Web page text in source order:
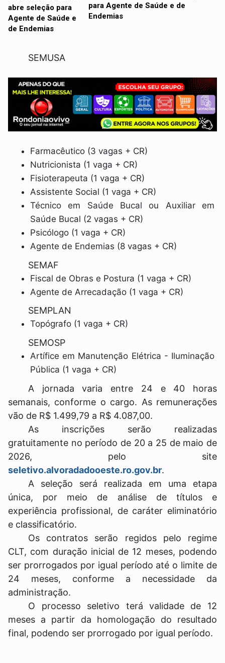
para Agente de Saúde e de
Endemias
SEMUSA
Farmacêutico (3 vagas + CR)
Nutricionista (1 vaga + CR)
Fisioterapeuta (1 vaga + CR)
Assistente Social (1 vaga + CR)
Técnico em Saúde Bucal ou Auxiliar em
Saúde Bucal (2 vagas + CR)
Psicólogo (1 vaga + CR)
Agente de Endemias (8 vagas + CR)
SEMAF
Fiscal de Obras e Postura (1 vaga + CR)
Agente de Arrecadação (1 vaga + CR)
SEMPLAN
Topógrafo (1 vaga + CR)
SEMOSP
Artífice em Manutenção Elétrica - Iluminação
Pública (1 vaga + CR)
A jornada varia entre 24 e 40 horas
semanais, conforme o cargo. As remunerações
vão de R$ 1.499,79 a R$ 4.087,00.
As inscrições serão realizadas
gratuitamente no período de 20 a 25 de maio de
2026, pelo site
seletivo.alvoradadooeste.ro.gov.br.
A seleção será realizada em uma etapa
única, por meio de análise de títulos e
experiência profissional, de caráter eliminatório
e classificatório.
Os contratos serão regidos pelo regime
CLT, com duração inicial de 12 meses, podendo
ser prorrogados por igual período até o limite de
24 meses, conforme a necessidade da
administração.
O processo seletivo terá validade de 12
meses a partir da homologação do resultado
final, podendo ser prorrogado por igual período.